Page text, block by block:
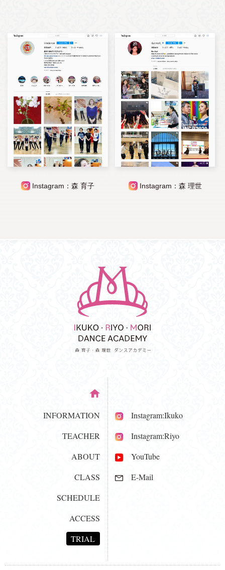
Instagram：森 育子 Instagram：森 理世
INFORMATION
TEACHER
ABOUT
CLASS
SCHEDULE
ACCESS
TRIAL
Instagram:Ikuko
Instagram:Riyo
YouTube
E-Mail